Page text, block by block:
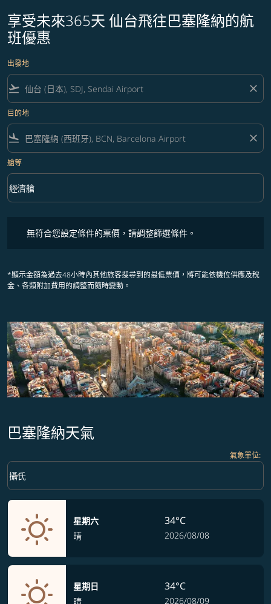
享受未來365天 仙台飛往巴塞隆納的航
班優惠
出發地
flight_takeoff close
目的地
flight_land close
艙等
艙等 option 經濟艙 Selected
經濟艙
keyboard_arrow_down
無符合您設定條件的票價，請調整篩選條件。
*顯示金額為過去48小時內其他旅客搜尋到的最低票價，將可能依機位供應及稅
金、各類附加費用的調整而隨時變動。
巴塞隆納天氣
氣象單位:
Weather unit option 攝氏 Selected
攝氏
keyboard_arrow_down
星期六
晴
34°C
2026/08/08
星期日
晴
34°C
2026/08/09